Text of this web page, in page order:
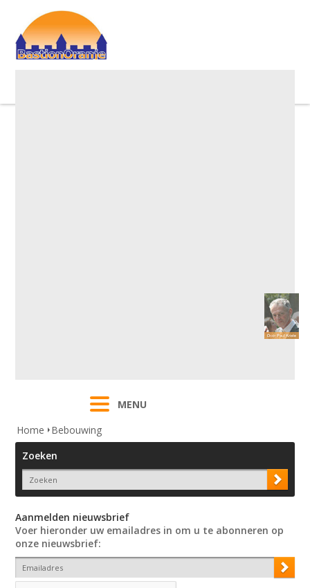
MENU
Home
Bebouwing
Zoeken
Aanmelden nieuwsbrief
Voer hieronder uw emailadres in om u te abonneren op
onze nieuwsbrief: